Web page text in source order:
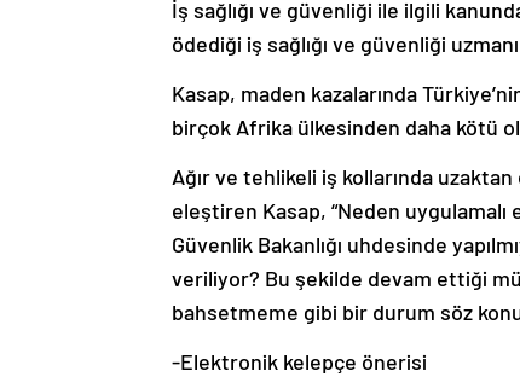
İş sağlığı ve güvenliği ile ilgili
ödediği iş sağlığı ve güvenliği
Kasap, maden kazalarında
birçok Afrika ülkesinden daha kötü
Ağır ve tehlikeli iş kollarında
eleştiren Kasap, “Neden uygulamalı
Güvenlik Bakanlığı uhdesinde
veriliyor? Bu şekilde devam ettiği
bahsetmeme gibi bir durum söz
-Elektronik kelepçe önerisi